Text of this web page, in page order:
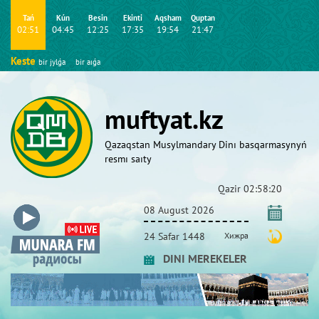
Tań
02:51
Kún
04:45
Besіn
12:25
Ekіntі
17:35
Aqsham
19:54
Quptan
21:47
Keste bіr jylǵa bіr aıǵa
muftyat.kz
Qazaqstan Musylmandary Dіnı basqarmasynyń
resmı saıty
Qazіr 02:58:20
08 August 2026
24 Safar 1448 Хижра
DINI MEREKELER